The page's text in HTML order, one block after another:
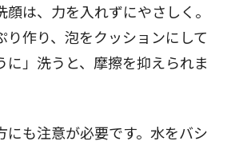
は、力を入れずにやさしく。
り作り、泡をクッションにして
に」洗うと、摩擦を抑えられま
にも注意が必要です。水をバシ